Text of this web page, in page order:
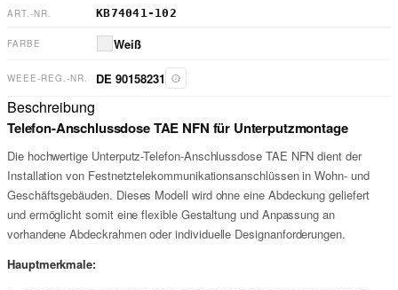
ART.-NR. KB74041-102
FARBE Weiß
WEEE-REG.-NR. DE 90158231
Beschreibung
Telefon-Anschlussdose TAE NFN für Unterputzmontage
Die hochwertige Unterputz-Telefon-Anschlussdose TAE NFN dient der
Installation von Festnetztelekommunikationsanschlüssen in Wohn- und
Geschäftsgebäuden. Dieses Modell wird ohne eine Abdeckung geliefert
und ermöglicht somit eine flexible Gestaltung und Anpassung an
vorhandene Abdeckrahmen oder individuelle Designanforderungen.
Hauptmerkmale: